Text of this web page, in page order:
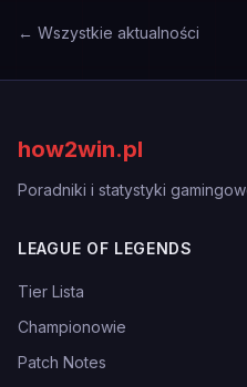
← Wszystkie aktualności
how2win.pl
Poradniki i statystyki
LEAGUE OF LEGENDS
Tier Lista
Championowie
Patch Notes